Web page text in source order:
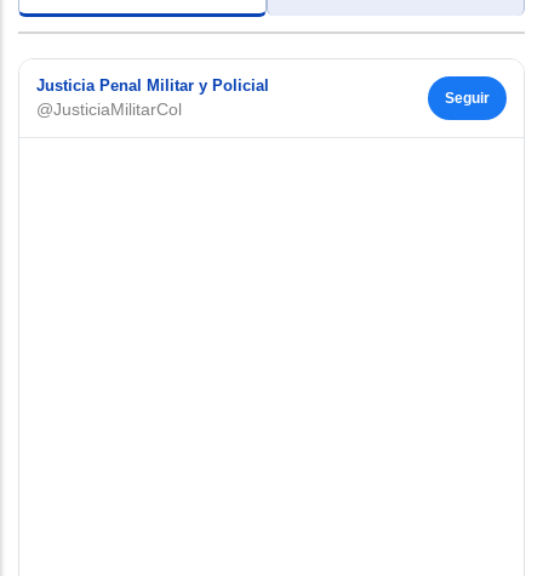
Justicia Penal Militar y Policial
@JusticiaMilitarCol
Seguir